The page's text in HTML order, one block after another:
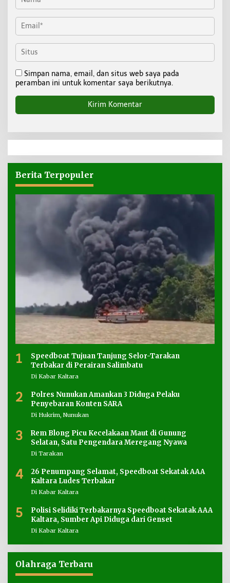
Simpan nama, email, dan situs web saya pada
peramban ini untuk komentar saya berikutnya.
Berita Terpopuler
1
Speedboat Tujuan Tanjung Selor-Tarakan
Terbakar di Perairan Salimbatu
Di Kabar Kaltara
2
Polres Nunukan Amankan 3 Diduga Pelaku
Penyebaran Konten SARA
Di Hukrim, Nunukan
3
Rem Blong Picu Kecelakaan Maut di Gunung
Selatan, Satu Pengendara Meregang Nyawa
Di Tarakan
4
26 Penumpang Selamat, Speedboat Sekatak AAA
Kaltara Ludes Terbakar
Di Kabar Kaltara
5
Polisi Selidiki Terbakarnya Speedboat Sekatak AAA
Kaltara, Sumber Api Diduga dari Genset
Di Kabar Kaltara
Olahraga Terbaru